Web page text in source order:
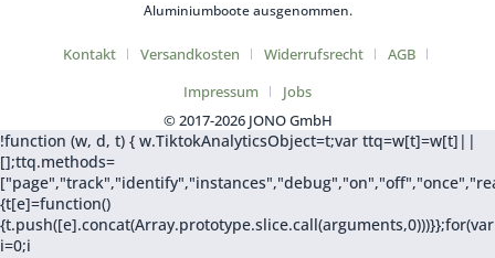
Aluminiumboote ausgenommen.
Kontakt Versandkosten Widerrufsrecht
AGB
Impressum
Jobs
© 2017-2026 JONO GmbH
!function (w, d, t) { w.TiktokAnalyticsObject=t;var ttq=w[t]=w[t]||
[];ttq.methods=
{t[e]=function()
{t.push([e].concat(Array.prototype.slice.call(arguments,0)))}};for(var
i=0;i